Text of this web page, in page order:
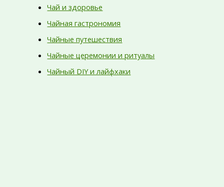
Чай и здоровье
Чайная гастрономия
Чайные путешествия
Чайные церемонии и ритуалы
Чайный DIY и лайфхаки